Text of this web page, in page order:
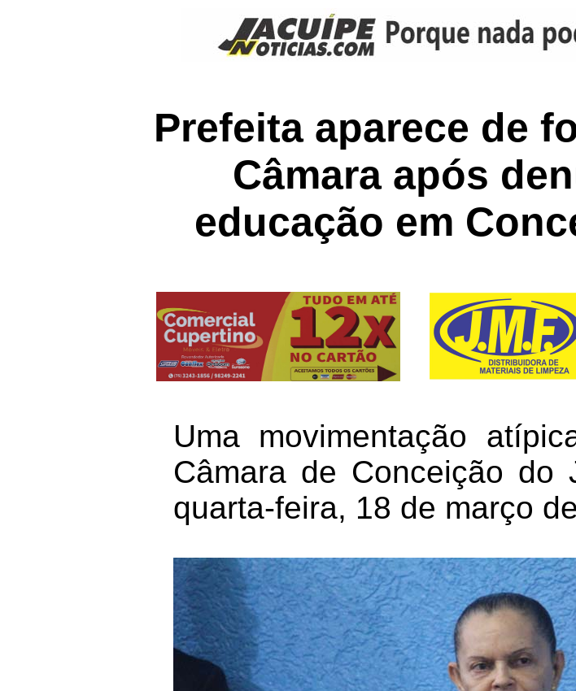
Prefeita aparece de
Câmara após
educação em
Uma movimentação
Câmara de Conceição do
quarta-feira, 18 de março